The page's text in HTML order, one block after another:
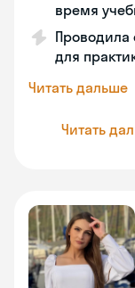
время
Проводила
для
Читать дальше
Читать